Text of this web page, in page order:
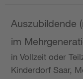
Auszubildende
im
in Vollzeit oder
Kinderdorf Saar,